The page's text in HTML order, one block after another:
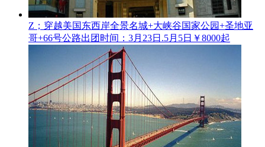
Z；穿越美国东西岸全景名城+大峡谷国家公园+圣地亚
哥+66号公路出团时间：3月23日.5月5日 ￥8000起